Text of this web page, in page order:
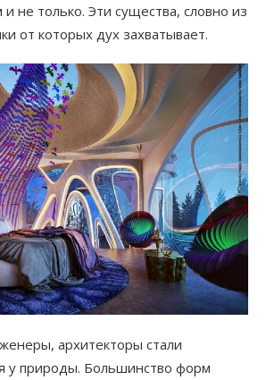
не только. Эти существа, словно из
от которых дух захватывает.
архитекторы стали
у природы. Большинство форм